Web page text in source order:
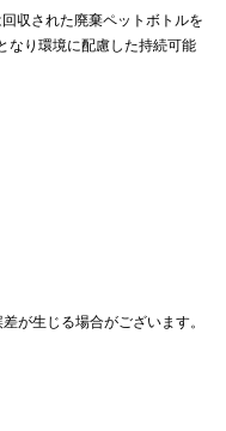
収された廃棄ペットボトルを
なり環境に配慮した持続可能
が生じる場合がございます。